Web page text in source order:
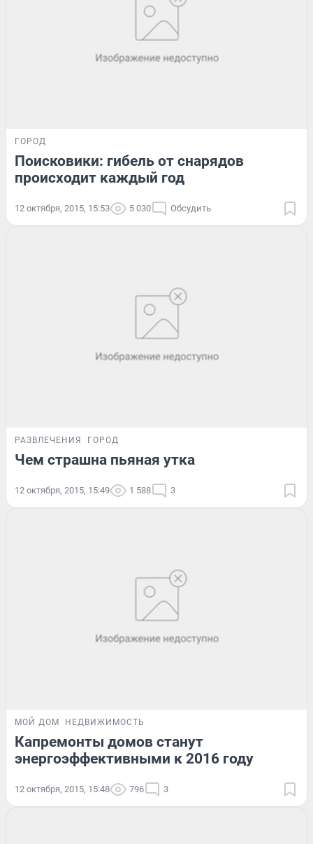
ГОРОД
Поисковики: гибель от снарядов
происходит каждый год
12 октября, 2015, 15:53 5 030 Обсудить
РАЗВЛЕЧЕНИЯ ГОРОД
Чем страшна пьяная утка
12 октября, 2015, 15:49 1 588 3
МОЙ ДОМ НЕДВИЖИМОСТЬ
Капремонты домов станут
энергоэффективными к 2016 году
12 октября, 2015, 15:48 796 3